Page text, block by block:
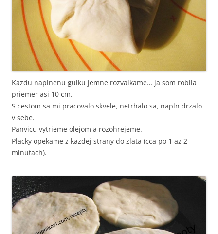
Kazdu naplnenu gulku jemne rozvalkame… ja som robila
priemer asi 10 cm.
S cestom sa mi pracovalo skvele, netrhalo sa, napln drzalo
v sebe.
Panvicu vytrieme olejom a rozohrejeme.
Placky opekame z kazdej strany do zlata (cca po 1 az 2
minutach).